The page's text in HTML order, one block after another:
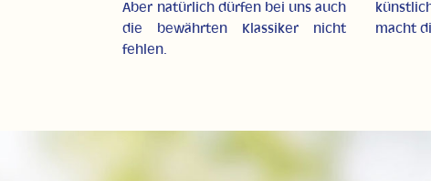
Aber natürlich dürfen bei uns auch
die bewährten Klassiker nicht
fehlen.
macht